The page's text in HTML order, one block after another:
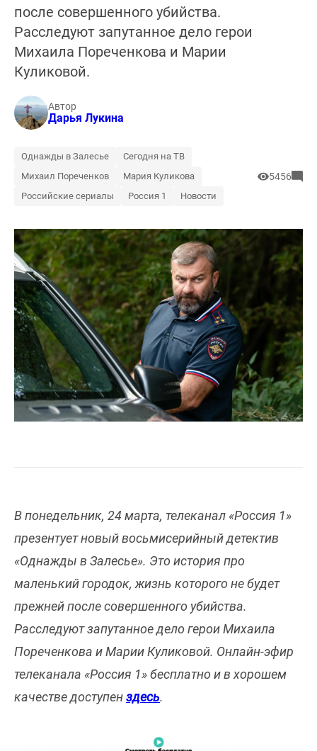
после совершенного убийства.
Расследуют запутанное дело герои
Михаила Пореченкова и Марии
Куликовой.
Автор
Дарья Лукина
Однажды в Залесье
Сегодня на ТВ
Михаил Пореченков
Мария Куликова
Российские сериалы
Россия 1 Новости
5456
В понедельник, 24 марта, телеканал «Россия 1»
презентует новый восьмисерийный детектив
«Однажды в Залесье». Это история про
маленький городок, жизнь которого не будет
прежней после совершенного убийства.
Расследуют запутанное дело герои Михаила
Пореченкова и Марии Куликовой. Онлайн-эфир
телеканала «Россия 1» бесплатно и в хорошем
качестве доступенздесь.